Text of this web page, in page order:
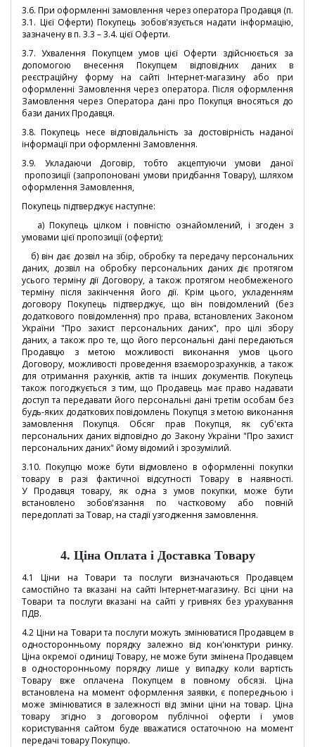
3.6. При оформленні замовлення через оператора Продавця (п.
3.1. Цієї Оферти) Покупець зобов'язується надати інформацію,
зазначену в п. 3.3 – 3.4. цієї Оферти.
3.7. Ухвалення Покупцем умов цієї Оферти здійснюється за
допомогою внесення Покупцем відповідних даних в
реєстраційну форму на сайті Інтернет-магазину або при
оформленні Замовлення через оператора. Після оформлення
Замовлення через Оператора дані про Покупця вносяться до
бази даних Продавця.
3.8. Покупець несе відповідальність за достовірність наданої
інформації при оформленні Замовлення.
3.9. Укладаючи Договір, тобто акцептуючи умови даної
пропозиції (запропоновані умови придбання Товару), шляхом
оформлення Замовлення,
Покупець підтверджує наступне:
а) Покупець цілком і повністю ознайомлений, і згоден з
умовами цієї пропозиції (оферти);
б) він дає дозвіл на збір, обробку та передачу персональних
даних, дозвіл на обробку персональних даних діє протягом
усього терміну дії Договору, а також протягом необмеженого
терміну після закінчення його дії. Крім цього, укладенням
договору Покупець підтверджує, що він повідомлений (без
додаткового повідомлення) про права, встановлених Законом
України "Про захист персональних даних", про цілі збору
даних, а також про те, що його персональні дані передаються
Продавцю з метою можливості виконання умов цього
Договору, можливості проведення взаєморозрахунків, а також
для отримання рахунків, актів та інших документів. Покупець
також погоджується з тим, що Продавець має право надавати
доступ та передавати його персональні дані третім особам без
будь-яких додаткових повідомлень Покупця з метою виконання
замовлення Покупця. Обсяг прав Покупця, як суб'єкта
персональних даних відповідно до Закону України "Про захист
персональних даних" йому відомий і зрозумілий.
3.10. Покупцю може бути відмовлено в оформленні покупки
товару в разі фактичної відсутності Товару в наявності.
У Продавця товару, як одна з умов покупки, може бути
встановлено зобов'язання по частковому або повній
передоплаті за Товар, на стадії узгодження замовлення.
4. Ціна Оплата і Доставка Товару
4.1 Ціни на Товари та послуги визначаються Продавцем
самостійно та вказані на сайті Інтернет-магазину. Всі ціни на
Товари та послуги вказані на сайті у гривнях без урахування
ПДВ.
4.2 Ціни на Товари та послуги можуть змінюватися Продавцем в
односторонньому порядку залежно від кон'юнктури ринку.
Ціна окремої одиниці Товару, не може бути змінена Продавцем
в односторонньому порядку лише у випадку коли вартість
Товару вже оплачена Покупцем в повному обсязі. Ціна
встановлена ​​на момент оформлення заявки, є попередньою і
може змінюватися в залежності від зміни ціни на товар. Ціна
товару згідно з договором публічної оферти і умов
користування сайтом буде вважатися остаточною на момент
передачі товару Покупцю.